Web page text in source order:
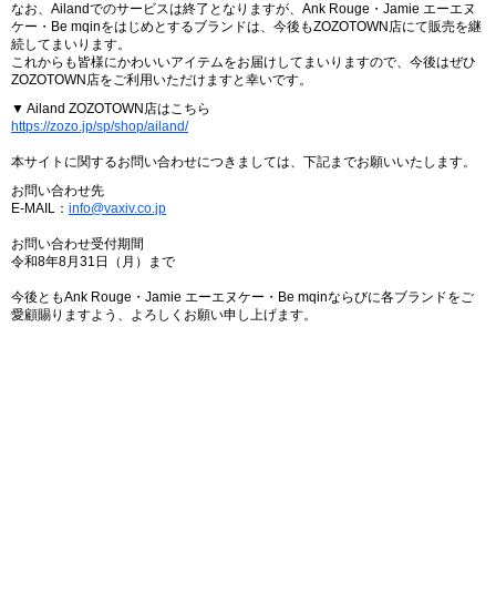
なお、Ailandでのサービスは終了となりますが、Ank Rouge・Jamie エーエヌ
ケー・Be mqinをはじめとするブランドは、今後もZOZOTOWN店にて販売を継
続してまいります。
これからも皆様にかわいいアイテムをお届けしてまいりますので、今後はぜひ
ZOZOTOWN店をご利用いただけますと幸いです。
▼ Ailand ZOZOTOWN店はこちら
https://zozo.jp/sp/shop/ailand/
本サイトに関するお問い合わせにつきましては、下記までお願いいたします。
お問い合わせ先
E-MAIL： info@vaxiv.co.jp
お問い合わせ受付期間
令和8年8月31日（月）まで
今後ともAnk Rouge・Jamie エーエヌケー・Be mqinならびに各ブランドをご
愛顧賜りますよう、よろしくお願い申し上げます。